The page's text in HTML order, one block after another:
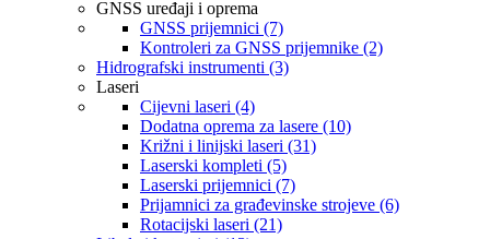
GNSS uređaji i oprema
GNSS prijemnici (7)
Kontroleri za GNSS prijemnike (2)
Hidrografski instrumenti (3)
Laseri
Cijevni laseri (4)
Dodatna oprema za lasere (10)
Križni i linijski laseri (31)
Laserski kompleti (5)
Laserski prijemnici (7)
Prijamnici za građevinske strojeve (6)
Rotacijski laseri (21)